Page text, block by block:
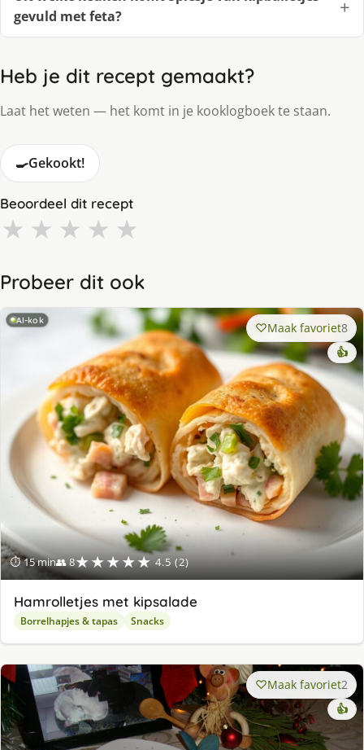
gevuld met feta?
Heb je dit recept gemaakt?
Laat het weten — het komt in je kooklogboek te staan.
🍳Gekookt!
Beoordeel dit recept
★ ★ ★ ★ ★
Probeer dit ook
AI-kok
⏱ 15 min👥 8★★★★★ 4.5 (2)
Maak favoriet8
👍
Hamrolletjes met kipsalade
Borrelhapjes & tapas Snacks
Maak favoriet2
👍